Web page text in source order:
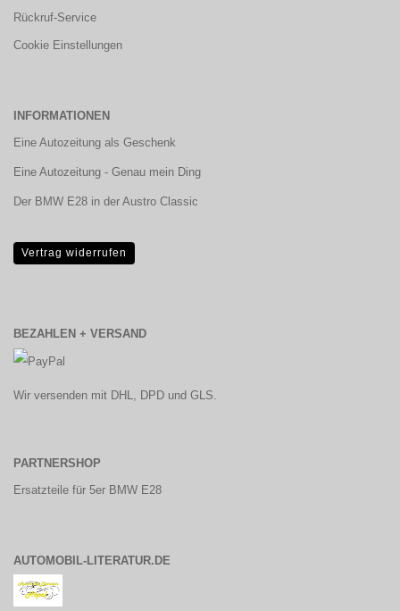
Rückruf-Service
Cookie Einstellungen
INFORMATIONEN
Eine Autozeitung als Geschenk
Eine Autozeitung - Genau mein Ding
Der BMW E28 in der Austro Classic
Vertrag widerrufen
BEZAHLEN + VERSAND
Wir versenden mit DHL, DPD und GLS.
PARTNERSHOP
Ersatzteile für 5er BMW E28
AUTOMOBIL-LITERATUR.DE